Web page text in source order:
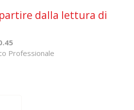
dalla lettura di
Professionale